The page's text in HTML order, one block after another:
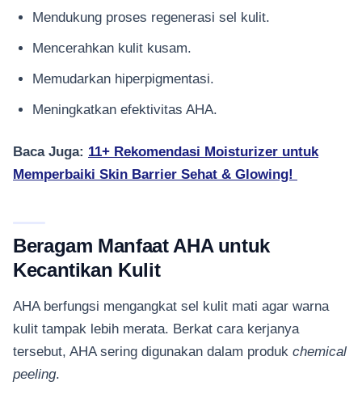
Mendukung proses regenerasi sel kulit.
Mencerahkan kulit kusam.
Memudarkan hiperpigmentasi.
Meningkatkan efektivitas AHA.
Baca Juga: 11+ Rekomendasi Moisturizer untuk
Memperbaiki Skin Barrier Sehat & Glowing!
Beragam Manfaat AHA untuk
Kecantikan Kulit
AHA berfungsi mengangkat sel kulit mati agar warna
kulit tampak lebih merata. Berkat cara kerjanya
tersebut, AHA sering digunakan dalam produk chemical
peeling.